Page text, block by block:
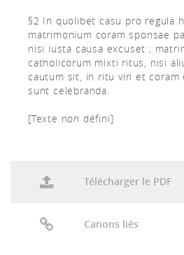
§2 In quolibet casu pro regula
matrimonium coram sponsae
nisi iusta causa excuset ;
catholicorum mixti ritus, nisi
cautum sit, in ritu viri et coram
sunt celebranda.
[Texte non défini]
Télécharger le PDF
Canons liés